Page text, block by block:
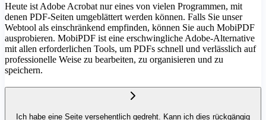
Heute ist Adobe Acrobat nur eines von vielen Programmen, mit
denen PDF-Seiten umgeblättert werden können. Falls Sie unser
Webtool als einschränkend empfinden, können Sie auch MobiPDF
ausprobieren. MobiPDF ist eine erschwingliche Adobe-Alternative
mit allen erforderlichen Tools, um PDFs schnell und verlässlich auf
professionelle Weise zu bearbeiten, zu organisieren und zu
speichern.
Ich habe eine Seite versehentlich gedreht. Kann ich dies rückgängig